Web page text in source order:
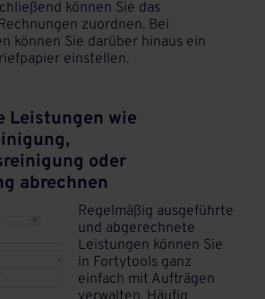
können Sie das
zuordnen. Bei
können Sie darüber hinaus ein
einstellen.
Leistungen wie
oder
abrechnen
Regelmäßig ausgeführte
und abgerechnete
Leistungen können Sie
in Fortytools ganz
einfach mit Aufträgen